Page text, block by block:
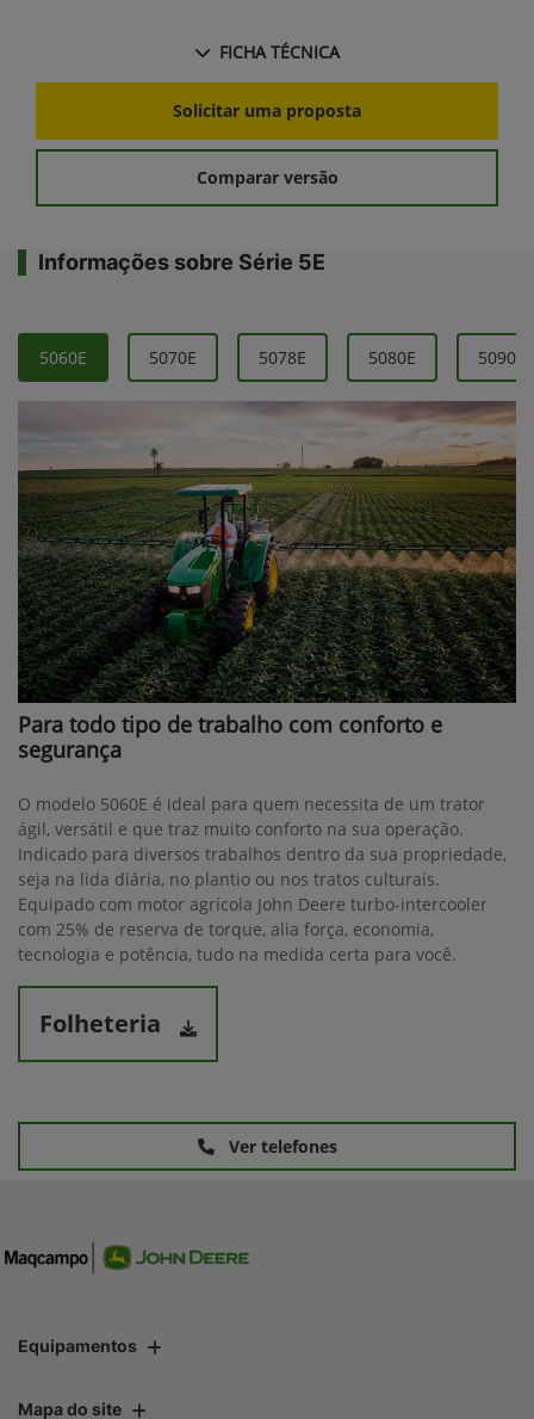
FICHA TÉCNICA
Solicitar uma proposta
Comparar versão
Informações sobre Série 5E
5060E 5070E 5078E 5080E 5090E
Para todo tipo de trabalho com conforto e
segurança
O modelo 5060E é ideal para quem necessita de um trator
ágil, versátil e que traz muito conforto na sua operação.
Indicado para diversos trabalhos dentro da sua propriedade,
seja na lida diária, no plantio ou nos tratos culturais.
Equipado com motor agrícola John Deere turbo-intercooler
com 25% de reserva de torque, alia força, economia,
tecnologia e potência, tudo na medida certa para você.
Folheteria
Ver telefones
Equipamentos
Mapa do site